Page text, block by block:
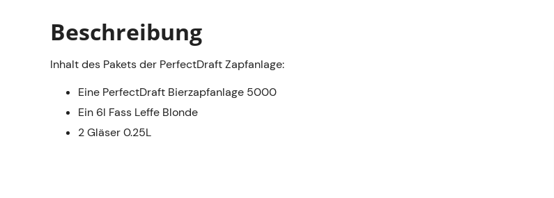
Beschreibung
Inhalt des Pakets der PerfectDraft Zapfanlage:
Eine PerfectDraft Bierzapfanlage 5000
Ein 6l Fass Leffe Blonde
2 Gläser 0.25L